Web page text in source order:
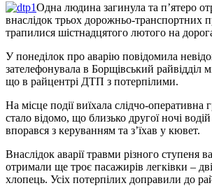
Одна людина загинула та п’ятеро
внаслідок трьох дорожньо-транспортних
трапилися шістнадцятого лютого на
У понеділок про аварію повідомила
зателефонувала в Борщівський райвідділ
що в райцентрі ДТП з потерпілими.
На місце події виїхала слідчо-оперативна
стало відомо, що близько другої ночі
впорався з керуванням та з’їхав у кювет.
Внаслідок аварії травми різного ступеня
отримали ще троє пасажирів легківки –
хлопець. Усіх потерпілих доправили до